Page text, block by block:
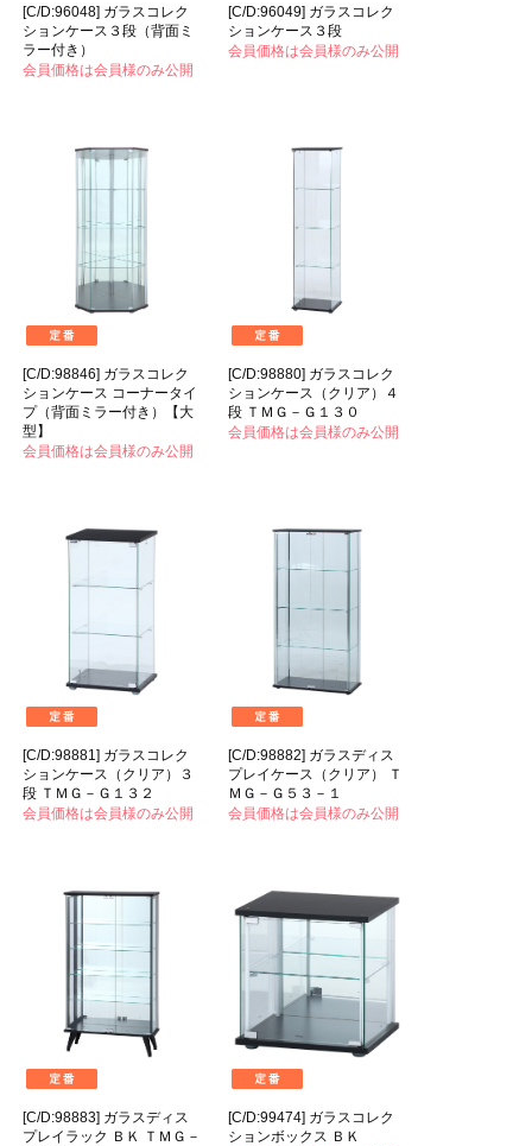
[C/D:96048] ガラスコレク
ションケース３段（背面ミ
ラー付き）
会員価格は会員様のみ公開
[C/D:96049] ガラスコレク
ションケース３段
会員価格は会員様のみ公開
[C/D:98846] ガラスコレク
ションケース コーナータイ
プ（背面ミラー付き）【大
型】
会員価格は会員様のみ公開
[C/D:98880] ガラスコレク
ションケース（クリア）４
段 ＴＭＧ－Ｇ１３０
会員価格は会員様のみ公開
[C/D:98881] ガラスコレク
ションケース（クリア）３
段 ＴＭＧ－Ｇ１３２
会員価格は会員様のみ公開
[C/D:98882] ガラスディス
プレイケース（クリア） Ｔ
ＭＧ－Ｇ５３－１
会員価格は会員様のみ公開
[C/D:98883] ガラスディス
プレイラック ＢＫ ＴＭＧ－
[C/D:99474] ガラスコレク
ションボックス ＢＫ